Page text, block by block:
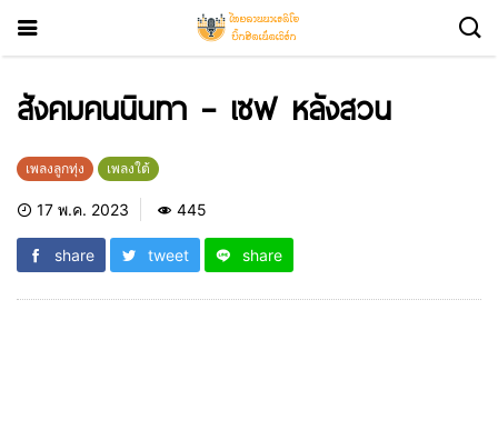
สังคมคนนินทา – เซฟ หลังสวน
เพลงลูกทุ่ง เพลงใต้
17 พ.ค. 2023 445
share tweet share